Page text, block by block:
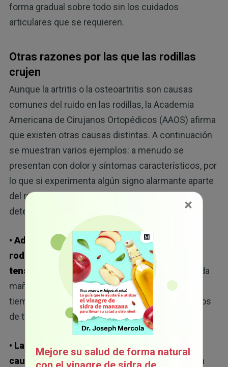
forma gradual sobre todo sin los cuidados
articulares que se requieren.
Otras razones por las que las rodillas
crujen
Aunque la artritis o la osteoartritis son causas
comunes del ruido en las rodillas, la Academia
Americana de Cirujanos Ortopédicos (AAOS) afirma
que existen otras causas distintas. A continuación
se muestran varios ejemplos: a menudo se
presentan con dolor y síntomas característicos, por
lo que si experimenta algún signo alarmante aparte
del ruido, es mejor consultar a un médico para
determinar la condición específica.
• Además de los crujidos o chasquidos en la
rodilla, la artritis también causa rigidez y
tensión dolorosas:el dolor suele empeorar cada
mañana o después de estar sentado durante un
tiempo prolongado, así como cuando hay cambios
de temperatura.
• Las roturas de menisco suelen aparecer a
causa de lesiones deportivas:aunque también
×
Mejore su salud de forma natural